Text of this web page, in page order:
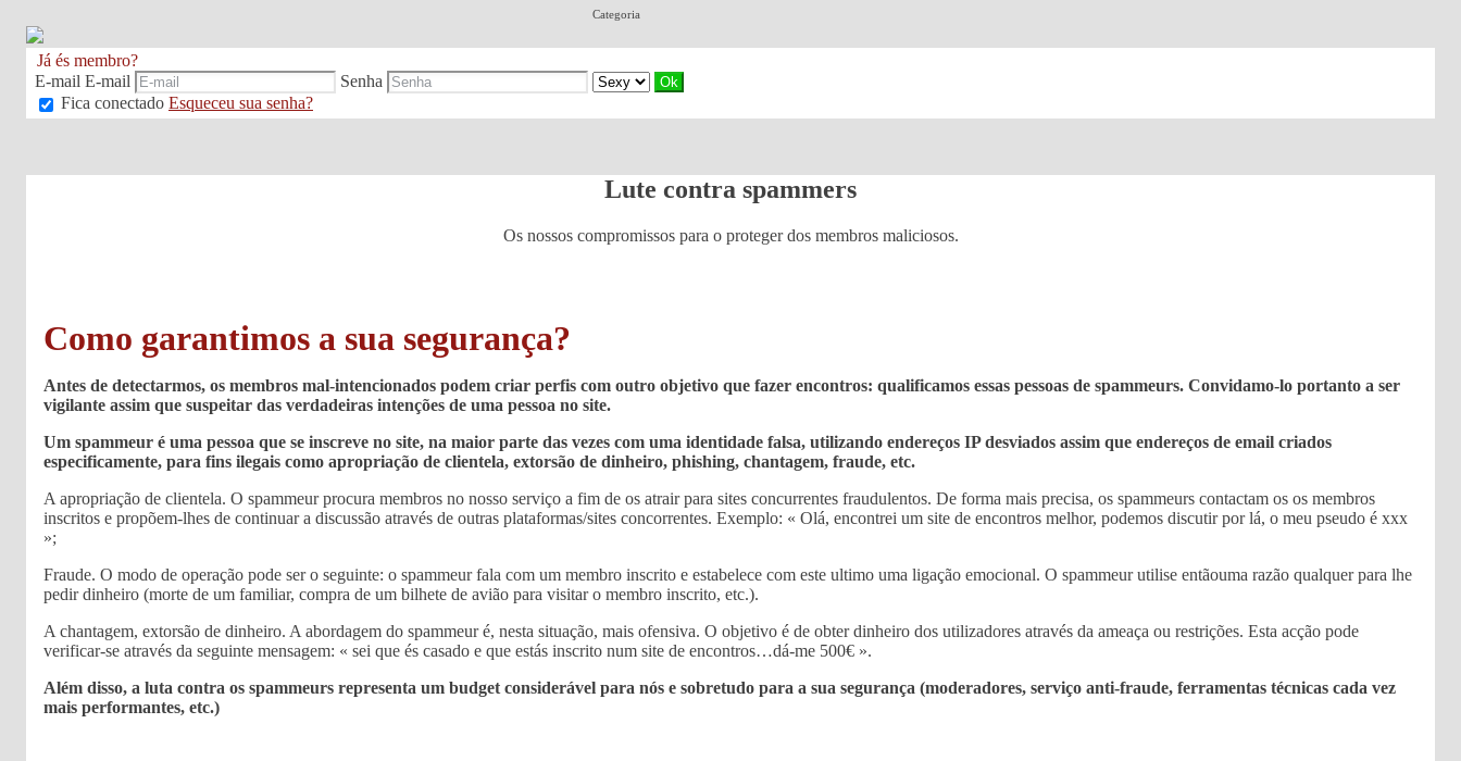
Já és membro?
E-mail E-mail Senha
Categoria
Fica conectado Esqueceu sua senha?
Lute contra spammers
Os nossos compromissos para o proteger dos membros maliciosos.
Como garantimos a sua segurança?
Antes de detectarmos, os membros mal-intencionados podem criar perfis com outro objetivo que fazer encontros: qualificamos essas pessoas de spammeurs. Convidamo-lo portanto a ser
vigilante assim que suspeitar das verdadeiras intenções de uma pessoa no site.
Um spammeur é uma pessoa que se inscreve no site, na maior parte das vezes com uma identidade falsa, utilizando endereços IP desviados assim que endereços de email criados
especificamente, para fins ilegais como apropriação de clientela, extorsão de dinheiro, phishing, chantagem, fraude, etc.
A apropriação de clientela. O spammeur procura membros no nosso serviço a fim de os atrair para sites concurrentes fraudulentos. De forma mais precisa, os spammeurs contactam os os membros
inscritos e propõem-lhes de continuar a discussão através de outras plataformas/sites concorrentes. Exemplo: « Olá, encontrei um site de encontros melhor, podemos discutir por lá, o meu pseudo é xxx
»;
Fraude. O modo de operação pode ser o seguinte: o spammeur fala com um membro inscrito e estabelece com este ultimo uma ligação emocional. O spammeur utilise entãouma razão qualquer para lhe
pedir dinheiro (morte de um familiar, compra de um bilhete de avião para visitar o membro inscrito, etc.).
A chantagem, extorsão de dinheiro. A abordagem do spammeur é, nesta situação, mais ofensiva. O objetivo é de obter dinheiro dos utilizadores através da ameaça ou restrições. Esta acção pode
verificar-se através da seguinte mensagem: « sei que és casado e que estás inscrito num site de encontros…dá-me 500€ ».
Além disso, a luta contra os spammeurs representa um budget considerável para nós e sobretudo para a sua segurança (moderadores, serviço anti-fraude, ferramentas técnicas cada vez
mais performantes, etc.)